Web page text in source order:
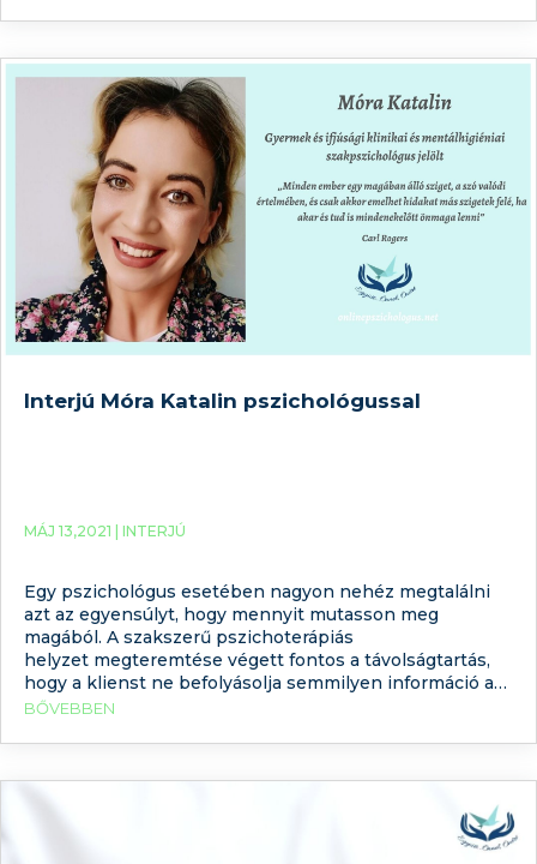
adtam interjút a pandémia pszichológiai hatásairól.
munkahelyi szexuális zaklatásról készült interjút
Interjú Móra Katalin pszichológussal
MÁJ 13,2021 | INTERJÚ
Egy pszichológus esetében nagyon nehéz megtalálni
azt az egyensúlyt, hogy mennyit mutasson meg
magából. A szakszerű pszichoterápiás
helyzet megteremtése végett fontos a távolságtartás,
hogy a klienst ne befolyásolja semmilyen információ a
terapeutáról. Ugyanakkor annak, akinek segítségre van
BŐVEBBEN